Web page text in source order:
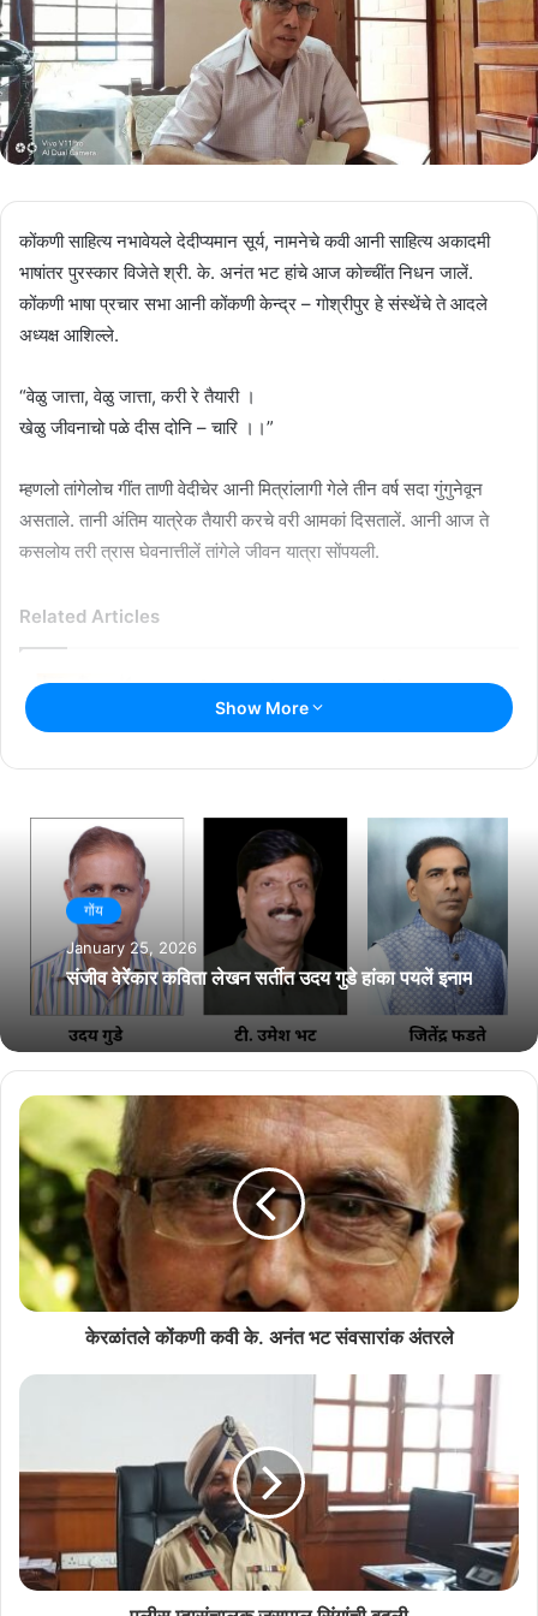
कोंकणी साहित्य नभावेयले देदीप्यमान सूर्य, नामनेचे कवी आनी साहित्य अकादमी
भाषांतर पुरस्कार विजेते श्री. के. अनंत भट हांचे आज कोच्चींत निधन जालें.
कोंकणी भाषा प्रचार सभा आनी कोंकणी केन्द्र – गोश्रीपुर हे संस्थेंचे ते आदले
अध्यक्ष आशिल्ले.
“वेळु जात्ता, वेळु जात्ता, करी रे तैयारी ।
खेळु जीवनाचो पळे दीस दोनि – चारि ।।”
म्हणलो तांगेलोच गींत ताणी वेदीचेर आनी मित्रांलागी गेले तीन वर्ष सदा गुंगुनेवून
असताले. तानी अंतिम यात्रेक तैयारी करचे वरी आमकां दिसतालें. आनी आज ते
कसलोय तरी त्रास घेवनात्तीलें तांगेले जीवन यात्रा सोंपयली.
Related Articles
राश्ट्रीय नाट्य महोत्सवात सादर जातलें ‘देश राग’
July 13, 2026
July 8, 2026
के. अनंत भट
28.09.1939-तु कोच्चींतु जनन. प्राथमिक आनी हैस्कूल शिक्षण कोच्ची
टी.डी.स्कूलांत जालें. हिंदी राष्ट्रभाषा, संस्कृत कोविद, गीता विशारद आनी रामायण
मध्यमा परीक्षेंतु पारंगत जाले.
संस्कृत, हिंदी, कोंकणी भासांनी खूब साहित्यपरिश्रमु केला. आकाशवाणी धारवाड,
मंगळूर पणजी, मुंबय, कालिकट, तिरुवनंतपुरम, आलेप्पी, तृशूर इत्यादी केंद्रांवाटेन
Show More
गोंय
January 25, 2026
संजीव वेरेंकार कविता लेखन सर्तीत उदय गुडे हांका पयलें इनाम
केरळांतले कोंकणी कवी के. अनंत भट संवसारांक अंतरले